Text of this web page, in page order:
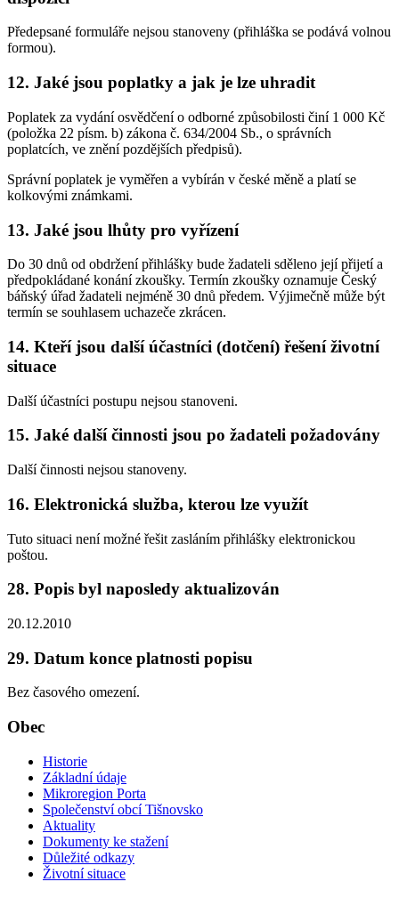
Předepsané formuláře nejsou stanoveny (přihláška se podává volnou
formou).
12. Jaké jsou poplatky a jak je lze uhradit
Poplatek za vydání osvědčení o odborné způsobilosti činí 1 000 Kč
(položka 22 písm. b) zákona č. 634/2004 Sb., o správních
poplatcích, ve znění pozdějších předpisů).
Správní poplatek je vyměřen a vybírán v české měně a platí se
kolkovými známkami.
13. Jaké jsou lhůty pro vyřízení
Do 30 dnů od obdržení přihlášky bude žadateli sděleno její přijetí a
předpokládané konání zkoušky. Termín zkoušky oznamuje Český
báňský úřad žadateli nejméně 30 dnů předem. Výjimečně může být
termín se souhlasem uchazeče zkrácen.
14. Kteří jsou další účastníci (dotčení) řešení životní
situace
Další účastníci postupu nejsou stanoveni.
15. Jaké další činnosti jsou po žadateli požadovány
Další činnosti nejsou stanoveny.
16. Elektronická služba, kterou lze využít
Tuto situaci není možné řešit zasláním přihlášky elektronickou
poštou.
28. Popis byl naposledy aktualizován
20.12.2010
29. Datum konce platnosti popisu
Bez časového omezení.
Obec
Historie
Základní údaje
Mikroregion Porta
Společenství obcí Tišnovsko
Aktuality
Dokumenty ke stažení
Důležité odkazy
Životní situace